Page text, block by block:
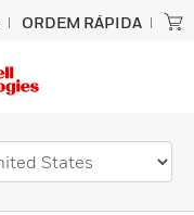
ORDEM RÁPIDA